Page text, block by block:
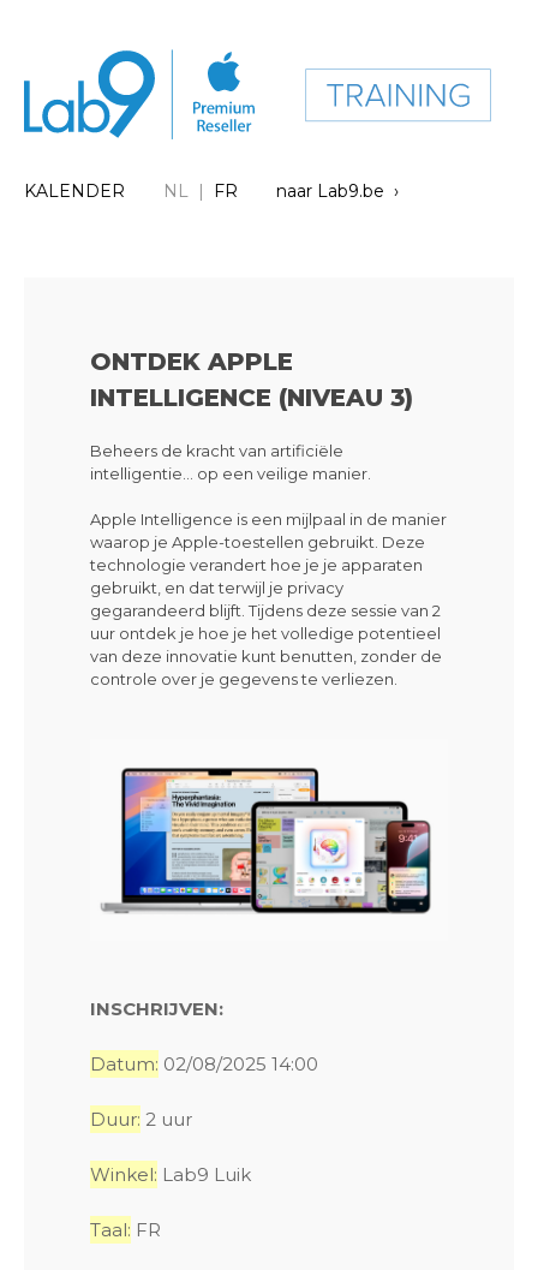
KALENDER NL | FR naar Lab9.be ›
ONTDEK APPLE
INTELLIGENCE (NIVEAU 3)
Beheers de kracht van artificiële
intelligentie… op een veilige manier.
Apple Intelligence is een mijlpaal in de manier
waarop je Apple-toestellen gebruikt. Deze
technologie verandert hoe je je apparaten
gebruikt, en dat terwijl je privacy
gegarandeerd blijft. Tijdens deze sessie van 2
uur ontdek je hoe je het volledige potentieel
van deze innovatie kunt benutten, zonder de
controle over je gegevens te verliezen.
INSCHRIJVEN:
Datum: 02/08/2025 14:00
Duur: 2 uur
Winkel: Lab9 Luik
Taal: FR